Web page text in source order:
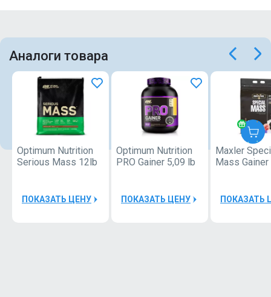
Аналоги товара
Optimum Nutrition
Serious Mass 12lb
ПОКАЗАТЬ ЦЕНУ
Optimum Nutrition
PRO Gainer 5,09 lb
ПОКАЗАТЬ ЦЕНУ
Maxler
Mass
ПОКАЗАТЬ